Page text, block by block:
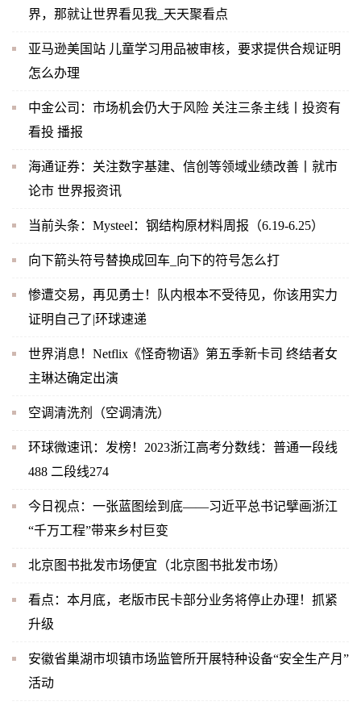
界，那就让世界看见我_天天聚看点
亚马逊美国站 儿童学习用品被审核，要求提供合规证明
怎么办理
中金公司：市场机会仍大于风险 关注三条主线丨投资有
看投 播报
海通证券：关注数字基建、信创等领域业绩改善丨就市
论市 世界报资讯
当前头条：Mysteel：钢结构原材料周报（6.19-6.25）
向下箭头符号替换成回车_向下的符号怎么打
惨遭交易，再见勇士！队内根本不受待见，你该用实力
证明自己了|环球速递
世界消息！Netflix《怪奇物语》第五季新卡司 终结者女
主琳达确定出演
空调清洗剂（空调清洗）
环球微速讯：发榜！2023浙江高考分数线：普通一段线
488 二段线274
今日视点：一张蓝图绘到底——习近平总书记擘画浙江
“千万工程”带来乡村巨变
北京图书批发市场便宜（北京图书批发市场）
看点：本月底，老版市民卡部分业务将停止办理！抓紧
升级
安徽省巢湖市坝镇市场监管所开展特种设备“安全生产月”
活动